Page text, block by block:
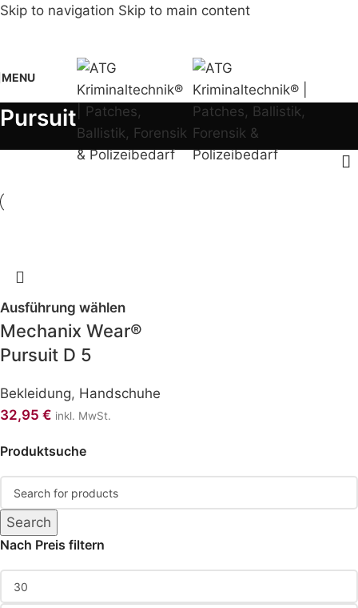
Skip to navigation Skip to main content
MENU
Pursuit
Produktsuche
Search
Nach Preis filtern
Ausführung wählen
Mechanix Wear®
Pursuit D 5
Bekleidung, Handschuhe
32,95 € inkl. MwSt.